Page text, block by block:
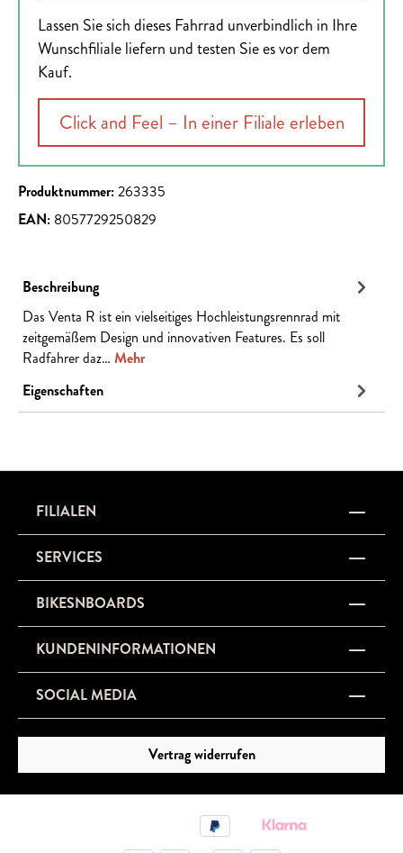
Lassen Sie sich dieses Fahrrad unverbindlich in Ihre
Wunschfiliale liefern und testen Sie es vor dem
Kauf.
Click and Feel – In einer Filiale erleben
Produktnummer:263335
EAN: 8057729250829
Beschreibung
Das Venta R ist ein vielseitiges Hochleistungsrennrad mit
zeitgemäßem Design und innovativen Features. Es soll
Radfahrer daz… Mehr
Eigenschaften
FILIALEN
SERVICES
BIKESNBOARDS
KUNDENINFORMATIONEN
SOCIAL MEDIA
Vertrag widerrufen